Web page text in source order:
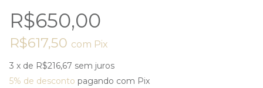
R$650,00
R$617,50 com Pix
3 x de R$216,67 sem juros
5% de desconto pagando com Pix